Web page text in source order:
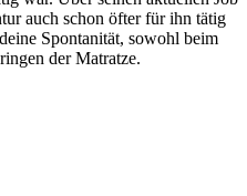
auch schon öfter für ihn tätig
Spontanität, sowohl beim
der Matratze.